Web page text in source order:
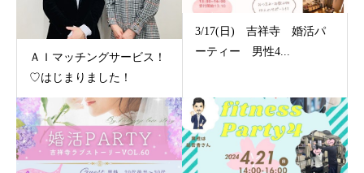
ＡＩマッチングサービス！
♡はじまりました！
3/17(日) 吉祥寺 婚活パ
ーティー 男性4...